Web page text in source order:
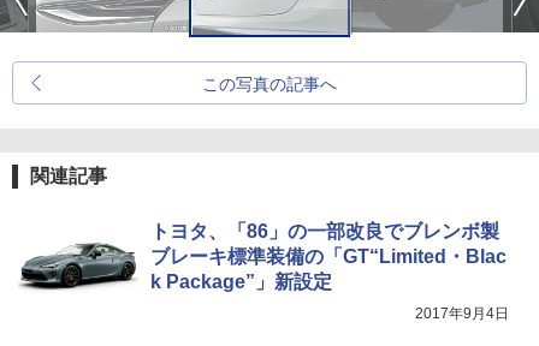
この写真の記事へ
関連記事
トヨタ、「86」の一部改良でブレンボ製
ブレーキ標準装備の「GT“Limited・Blac
k Package”」新設定
2017年9月4日